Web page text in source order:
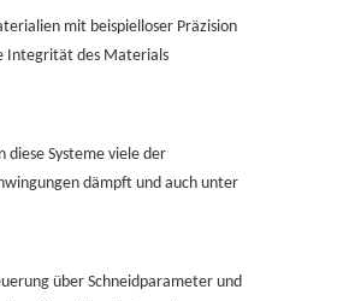
mit beispielloser Präzision
Integrität des Materials
Systeme viele der
dämpft und auch unter
über Schneidparameter und